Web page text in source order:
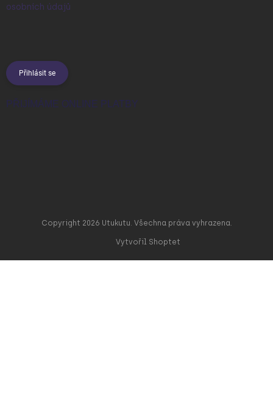
osobních údajů
Přihlásit se
PŘIJÍMÁME ONLINE PLATBY
Vytvořil Shoptet
Copyright 2026 Utukutu . Všechna práva vyhrazena.